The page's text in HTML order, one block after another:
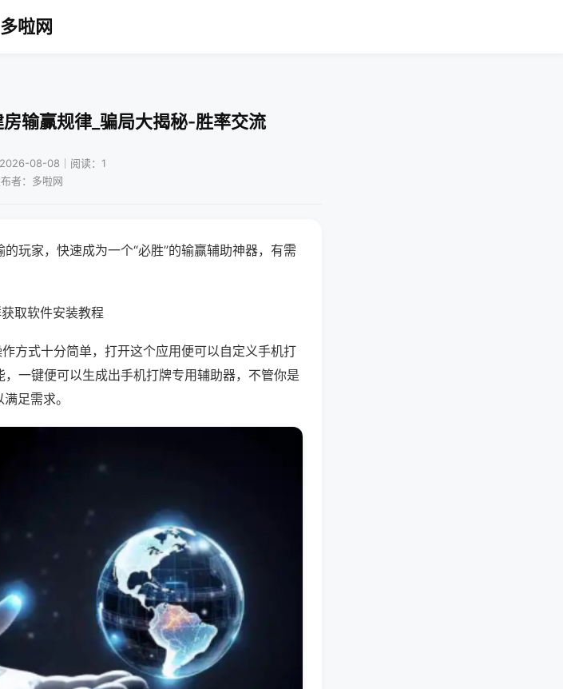
多啦网
输赢规律_骗局大揭秘-胜率交流
08-08｜阅读：1
者：多啦网
玩家，快速成为一个“必胜”的输赢辅助神器，有需
取软件安装教程
方式十分简单，打开这个应用便可以自定义手机打
一键便可以生成出手机打牌专用辅助器，不管你是
足需求。